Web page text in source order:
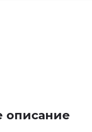
описание